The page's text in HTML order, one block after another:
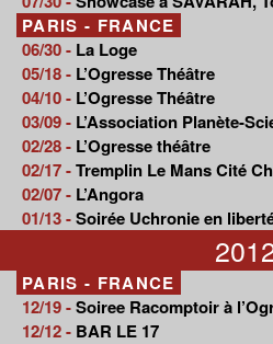
PARIS - FRANCE
06/30 - La Loge
05/18 - L’Ogresse Théâtre
04/10 - L’Ogresse Théâtre
03/09 - L’Association Planète-
02/28 - L’Ogresse théâtre
02/17 -Tremplin Le Mans Cité
02/07 - L’Angora
01/13 -Soirée Uchronie en
PARIS - FRANCE
12/19 -Soiree Racomptoir à
12/12 - BAR LE 17